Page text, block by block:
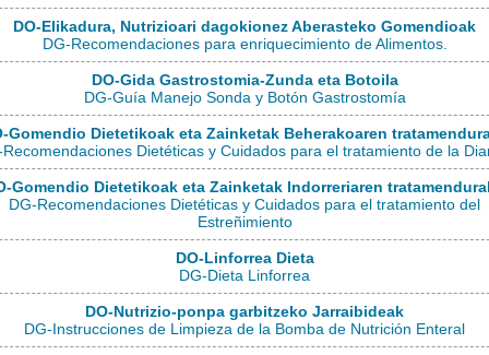
DO-Elikadura, Nutrizioari dagokionez Aberasteko Gomendioak
DG-Recomendaciones para enriquecimiento de Alimentos.
DO-Gida Gastrostomia-Zunda eta Botoila
DG-Guía Manejo Sonda y Botón Gastrostomía
Gomendio Dietetikoak eta Zainketak Beherakoaren
Recomendaciones Dietéticas y Cuidados para el tratamiento de la
Gomendio Dietetikoak eta Zainketak Indorreriaren
DG-Recomendaciones Dietéticas y Cuidados para el tratamiento del
Estreñimiento
DO-Linforrea Dieta
DG-Dieta Linforrea
DO-Nutrizio-ponpa garbitzeko Jarraibideak
DG-Instrucciones de Limpieza de la Bomba de Nutrición Enteral